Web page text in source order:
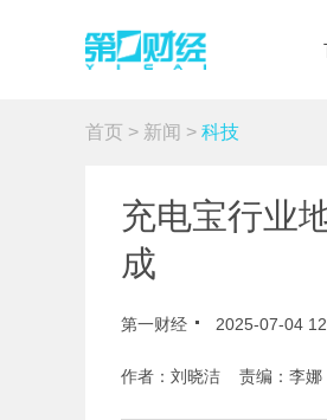
首页 > 新闻 > 科技
充电宝行业
成
第一财经 2025-07-04
作者：刘晓洁 责编：李娜